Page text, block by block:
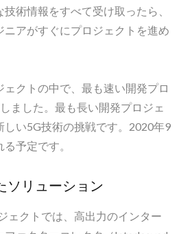
術情報をすべて受け取ったら、
アがすぐにプロジェクトを進め
クトの中で、最も速い開発プロ
ました。最も長い開発プロジェ
しい5G技術の挑戦です。2020年9
予定です。
ソリューション
ェクトでは、高出力のインター